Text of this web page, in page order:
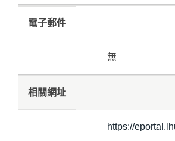
電子郵件
無
相關網址
https://